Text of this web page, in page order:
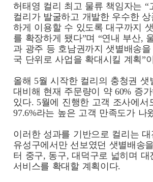
허태영 컬리 최고 물류 책임자는 “
컬리가 발굴하고 개발한 우수한
하게 이용할 수 있도록 대구까지
를 확장하게 됐다”며 “연내 부산,
과 광주 등 호남권까지 샛별배송
국 단위로 사업을 확대시킬 계획”
올해 5월 시작한 컬리의 충청권 샛
대비해 현재 주문량이 약 60% 증
있다. 5월에 진행한 고객 조사에서
97.6%라는 높은 고객 만족도가 나
이러한 성과를 기반으로 컬리는
유성구에서만 선보였던 샛별배송
터 중구, 동구, 대덕구로 넓히며 대
서비스를 확대할 계획이다.